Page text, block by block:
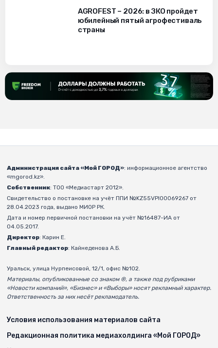
AGROFEST – 2026: в ЗКО пройдет
юбилейный пятый агрофестиваль
страны
Администрация сайта «Мой ГОРОД»: информационное агентство
«mgorod.kz».
Собственник: ТОО «Медиастарт 2012».
Свидетельство о постановке на учёт ППИ №KZ55VPI00069267 от
28.04.2023 года, выдано МИОР РК.
Дата и номер первичной постановки на учёт №16487-ИА от
04.05.2017.
Директор: Карин Е.
Главный редактор: Кайнеденова А.Б.
Уральск, улица Нурпеисовой, 12/1, офис №102.
Материалы, опубликованные со знаком ®, а также под рубриками
«Новости компаний», «Бизнес» и «Выборы» носят рекламный характер.
Ответственность за них несёт рекламодатель.
Условия использования материалов сайта
Редакционная политика медиахолдинга «Мой ГОРОД»